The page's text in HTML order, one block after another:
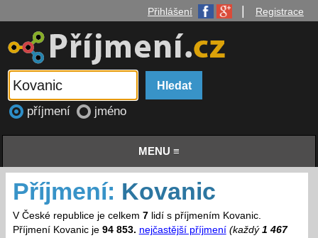
Přihlášení Registrace
příjmení jméno
MENU ≡
Příjmení: Kovanic
V České republice je celkem 7lidí s příjmením Kovanic.
Příjmení Kovanic je 94 853. nejčastější příjmení (každý 1 467